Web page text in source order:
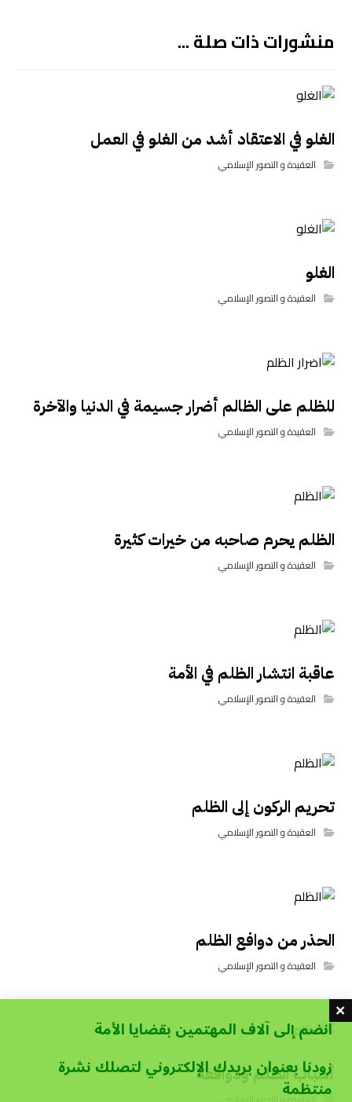
منشورات ذات صلة ...
الغلو في الاعتقاد أشد من الغلو في العمل
العقيدة و التصور الإسلامي
الغلو
العقيدة و التصور الإسلامي
للظلم على الظالم أضرار جسيمة في الدنيا والآخرة
العقيدة و التصور الإسلامي
الظلم يحرم صاحبه من خيرات كثيرة
العقيدة و التصور الإسلامي
عاقبة انتشار الظلم في الأمة
العقيدة و التصور الإسلامي
تحريم الركون إلى الظلم
العقيدة و التصور الإسلامي
الحذر من دوافع الظلم
العقيدة و التصور الإسلامي
أسباب الظلم ودوافعه
انضم إلى آلاف المهتمين بقضايا الأمة
زودنا بعنوان بريدك الإلكتروني لتصلك نشرة
منتظمة